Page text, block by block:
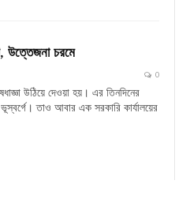
উত্তেজনা চরমে
0
উঠিয়ে দেওয়া হয়। এর তিনদিনের
তাও আবার এক সরকারি কার্যালয়ের